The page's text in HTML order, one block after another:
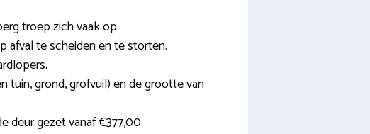
troep zich vaak op.
afval te scheiden en te storten.
tuin, grond, grofvuil) en de grootte van
deur gezet vanaf €377,00.